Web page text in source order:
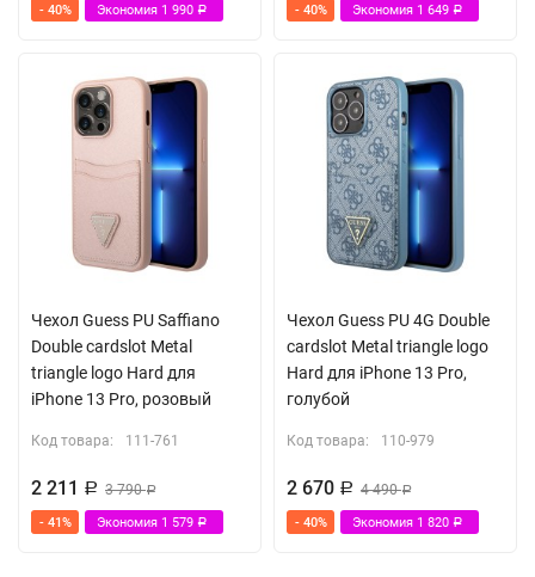
- 40% Экономия 1 990 Р - 40% Экономия 1 649 Р
Чехол Guess PU Saffiano
Double cardslot Metal
triangle logo Hard для
iPhone 13 Pro, розовый
Код товара: 111-761
2 211 Р 3 790Р
- 41% Экономия 1 579 Р
Чехол Guess PU 4G Double
cardslot Metal triangle logo
Hard для iPhone 13 Pro,
голубой
Код товара: 110-979
2 670 Р 4 490Р
- 40% Экономия 1 820 Р